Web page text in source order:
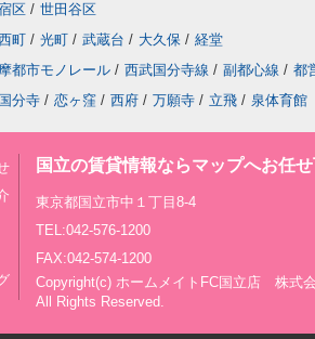
区 / 世田谷区
町 / 光町 / 武蔵台 / 大久保 / 経堂
都市モノレール / 西武国分寺線 / 副都心線 / 都
分寺 / 恋ヶ窪 / 西府 / 万願寺 / 立飛 / 泉体育館
国立の賃貸情報ならマップへお任せ
東京都国立市中１丁目8-4
TEL:042-576-1200
FAX:042-574-1200
Copyright(c) ホームメイトFC国立店 株式
All Rights Reserved.